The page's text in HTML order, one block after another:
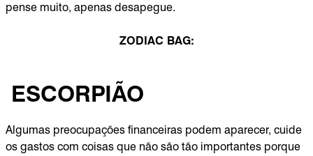
pense muito, apenas desapegue.
ZODIAC BAG:
ESCORPIÃO
Algumas preocupações financeiras podem aparecer, cuide
os gastos com coisas que não são tão importantes porque